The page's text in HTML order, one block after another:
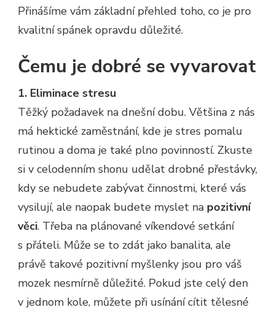
Přinášíme vám základní přehled toho, co je pro
kvalitní spánek opravdu důležité.
Čemu je dobré se vyvarovat
1. Eliminace stresu
Těžký požadavek na dnešní dobu. Většina z nás
má hektické zaměstnání, kde je stres pomalu
rutinou a doma je také plno povinností. Zkuste
si v celodenním shonu udělat drobné přestávky,
kdy se nebudete zabývat činnostmi, které vás
vysilují, ale naopak budete myslet na pozitivní
věci. Třeba na plánované víkendové setkání
s přáteli. Může se to zdát jako banalita, ale
právě takové pozitivní myšlenky jsou pro váš
mozek nesmírně důležité. Pokud jste celý den
v jednom kole, můžete při usínání cítit tělesné